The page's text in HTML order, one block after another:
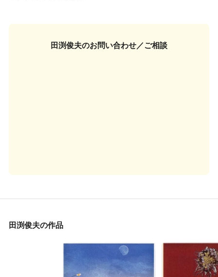
田渕俊夫のお問い合わせ／ご相談
田渕俊夫の作品